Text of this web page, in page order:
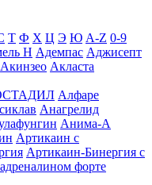
Т Ф Х Ц Э Ю A-Z 0-9
Н Адемпас Аджисепт
Акинзео Акласта
Алфаре
Анагрелид
Анима-А
Артикаин с
Артикаин-Бинергия с
форте